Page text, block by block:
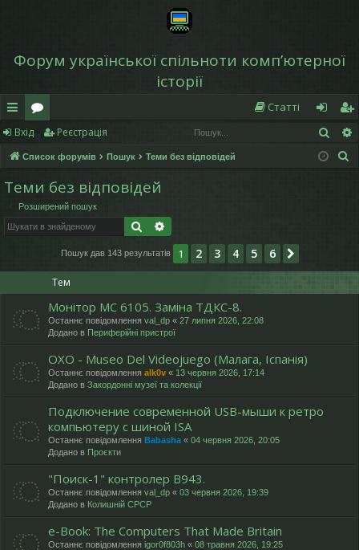
Форум української спільноти компʼютерної
історії
в
и
дк
ос
ту
п
о
ру
м
и
Статті
хі
д
еє
ст
Вхід Реєстрація
Список форумів Пошук Теми без відповідей
Теми без відповідей
Розширений пошук
Пошук
Пошук дав 143 результатів 1 2 3 4 5 6
Тем
Монітор МС 6105. Заміна ТДКС-8.
Останнє повідомлення val_dp « 27 липня 2026, 22:08
Додано в Периферійні пристрої
OXO - Museo Del Videojuego (Малага, Іспанія)
Останнє повідомлення alk0v « 13 червня 2026, 17:14
Додано в Закордонні музеї та колекції
Подключение современной USB-мыши к ретро
компьютеру с шиной ISA
Останнє повідомлення Babasha « 04 червня 2026, 20:05
Додано в Проєкти
"Поиск-1" контролер В943.
Останнє повідомлення val_dp « 03 червня 2026, 19:39
Додано в Колишній СРСР
e-Book: The Computers That Made Britain
Останнє повідомлення igor0f803h « 08 травня 2026, 19:25